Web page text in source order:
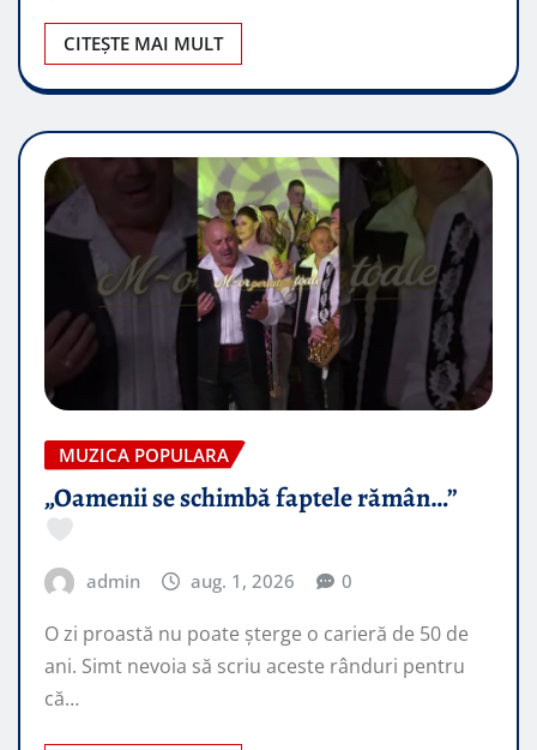
CITEȘTE MAI MULT
MUZICA POPULARA
„Oamenii se schimbă faptele rămân…”
admin aug. 1, 2026 0
O zi proastă nu poate șterge o carieră de 50 de
ani. Simt nevoia să scriu aceste rânduri pentru
că…